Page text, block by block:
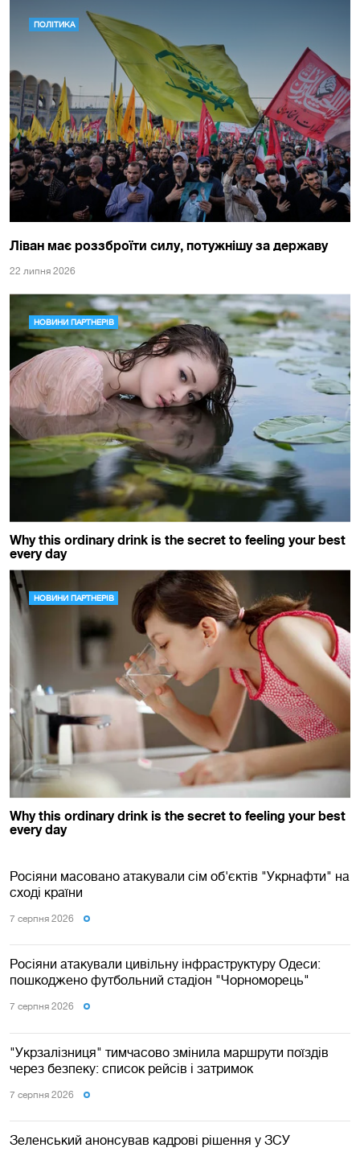
ПОЛІТИКА
Ліван має роззброїти силу, потужнішу за державу
22 липня 2026
Росіяни масовано атакували сім об'єктів "Укрнафти" на
сході країни
7 серпня 2026
Росіяни атакували цивільну інфраструктуру Одеси:
пошкоджено футбольний стадіон "Чорноморець"
7 серпня 2026
"Укрзалізниця" тимчасово змінила маршрути поїздів
через безпеку: список рейсів і затримок
7 серпня 2026
Зеленський анонсував кадрові рішення у ЗСУ